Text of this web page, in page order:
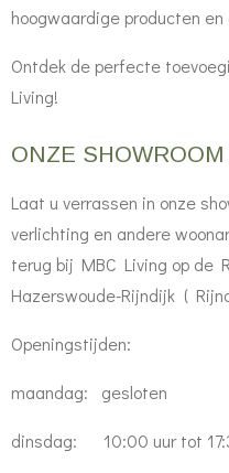
hoogwaardige producten
Ontdek de perfecte
Living!
ONZE SHOWROOM
Laat u verrassen in onze
verlichting en andere
terug bij MBC Living op de
Hazerswoude-Rijndijk (
Openingstijden:
maandag: gesloten
dinsdag: 10:00 uur tot